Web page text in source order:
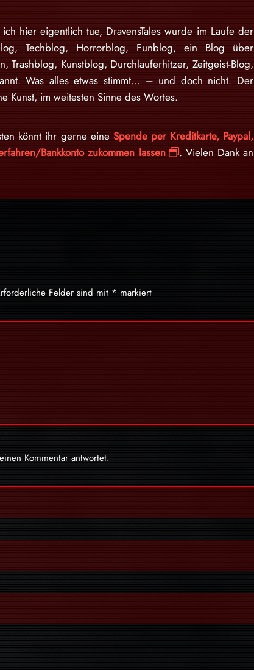
hier eigentlich tue, DravensTales wurde im Laufe der
Techblog, Horrorblog, Funblog, ein Blog über
Trashblog, Kunstblog, Durchlauferhitzer, Zeitgeist-Blog,
Was alles etwas stimmt… – und doch nicht. Der
Kunst, im weitesten Sinne des Wortes.
könnt ihr gerne eine Spende per Kreditkarte, Paypal,
Bankkonto zukommen lassen
. Vielen Dank an
Felder sind mit * markiert
Kommentar antwortet.